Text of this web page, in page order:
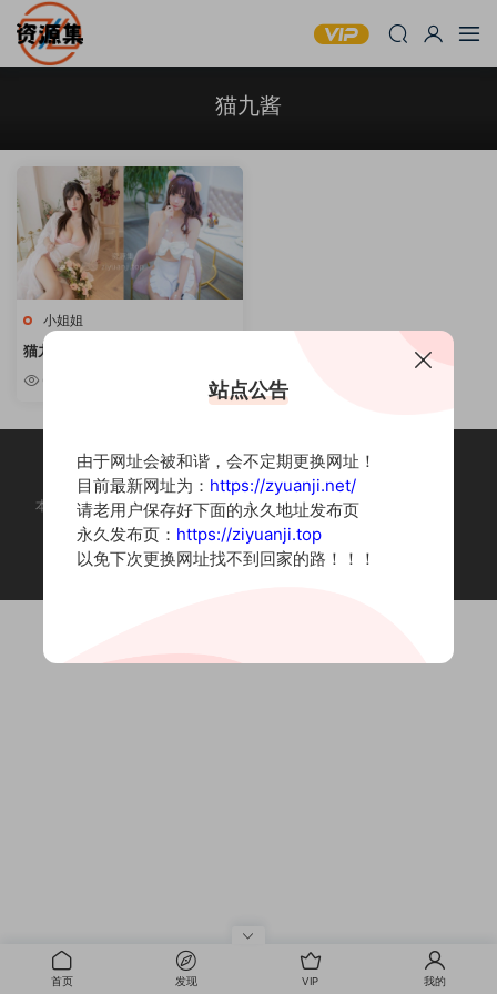
猫九酱
小姐姐
猫九酱 – 清纯妹子写真合集 [持续
更新]
本站为摄影写真图片网站，内容来自网络收集整理，仅作个人学习使用。
如有违法内容请联系删除
Copyright © 2022 资源集
首页 发现 VIP 我的
站点公告
由于网址会被和谐，会不定期更换网址！
目前最新网址为： https://zyuanji.net/
请老用户保存好下面的永久地址发布页
永久发布页： https://ziyuanji.top
以免下次更换网址找不到回家的路！！！